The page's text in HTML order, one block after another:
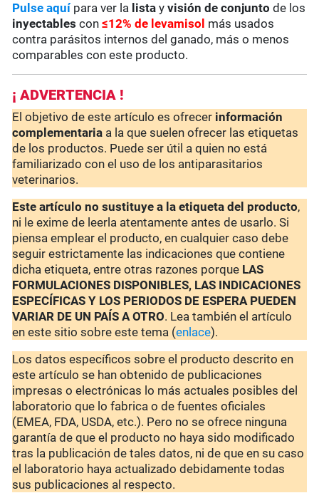
Pulse aquí para ver la lista yvisión de conjunto de los
inyectables con≤12% de levamisol más usados
contra parásitos internos del ganado, más o menos
comparables con este producto.
¡ ADVERTENCIA !
El objetivo de este artículo es ofrecer información
complementaria a la que suelen ofrecer las etiquetas
de los productos. Puede ser útil a quien no está
familiarizado con el uso de los antiparasitarios
veterinarios.
Este artículo no sustituye a la etiqueta del producto,
ni le exime de leerla atentamente antes de usarlo. Si
piensa emplear el producto, en cualquier caso debe
seguir estrictamente las indicaciones que contiene
dicha etiqueta, entre otras razones porque LAS
FORMULACIONES DISPONIBLES, LAS INDICACIONES
ESPECÍFICAS Y LOS PERIODOS DE ESPERA PUEDEN
VARIAR DE UN PAÍS A OTRO. Lea también el artículo
en este sitio sobre este tema (enlace).
Los datos específicos sobre el producto descrito en
este artículo se han obtenido de publicaciones
impresas o electrónicas lo más actuales posibles del
laboratorio que lo fabrica o de fuentes oficiales
(EMEA, FDA, USDA, etc.). Pero no se ofrece ninguna
garantía de que el producto no haya sido modificado
tras la publicación de tales datos, ni de que en su caso
el laboratorio haya actualizado debidamente todas
sus publicaciones al respecto.